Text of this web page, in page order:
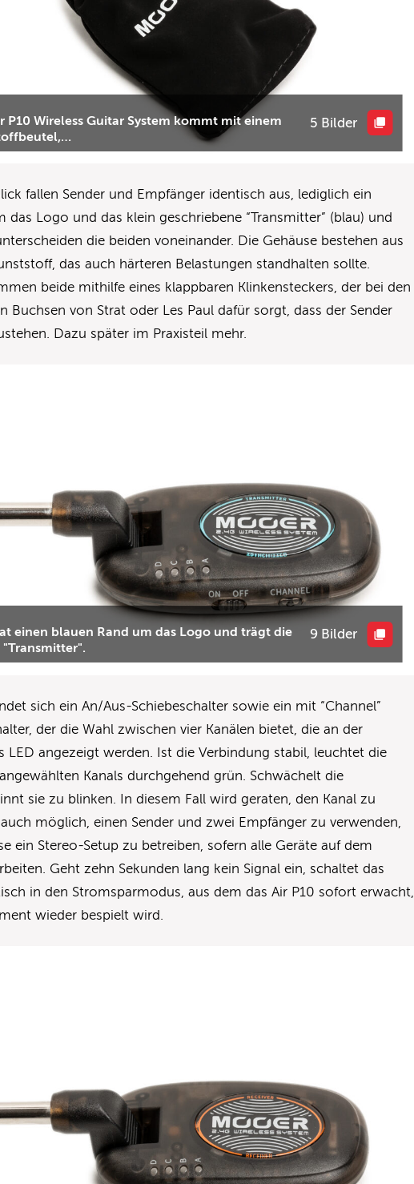
P10 Wireless Guitar System kommt mit einem
5 Bilder
fallen Sender und Empfänger identisch aus, lediglich ein
das Logo und das klein geschriebene “Transmitter” (blau) und
die beiden voneinander. Die Gehäuse bestehen aus
das auch härteren Belastungen standhalten sollte.
beide mithilfe eines klappbaren Klinkensteckers, der bei den
Buchsen von Strat oder Les Paul dafür sorgt, dass der Sender
Dazu später im Praxisteil mehr.
einen blauen Rand um das Logo und trägt die
"Transmitter".
9 Bilder
sich ein An/Aus-Schiebeschalter sowie ein mit “Channel”
der die Wahl zwischen vier Kanälen bietet, die an der
LED angezeigt werden. Ist die Verbindung stabil, leuchtet die
Kanals durchgehend grün. Schwächelt die
sie zu blinken. In diesem Fall wird geraten, den Kanal zu
möglich, einen Sender und zwei Empfänger zu verwenden,
ein Stereo-Setup zu betreiben, sofern alle Geräte auf dem
Geht zehn Sekunden lang kein Signal ein, schaltet das
in den Stromsparmodus, aus dem das Air P10 sofort erwacht,
wieder bespielt wird.